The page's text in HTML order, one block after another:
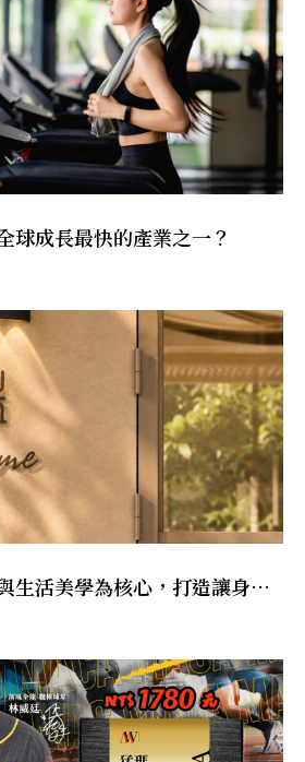
球成長最快的產業之一？
生活美學為核心，打造讓身心